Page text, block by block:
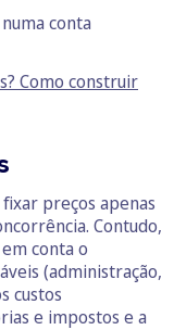
conta
Como construir
preços apenas
Contudo,
conta o
(administração,
custos
e impostos e a